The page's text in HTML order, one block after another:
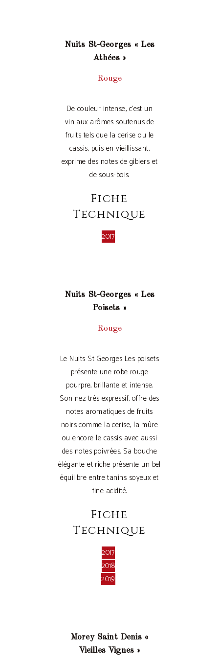
Nuits St-Georges « Les
Athées »
Rouge
De couleur intense, c’est un
vin aux arômes soutenus de
fruits tels que la cerise ou le
cassis, puis en vieillissant,
exprime des notes de gibiers et
de sous-bois.
Fiche
Technique
2017
Nuits St-Georges « Les
Poisets »
Rouge
Le Nuits St Georges Les poisets
présente une robe rouge
pourpre, brillante et intense.
Son nez très expressif, offre des
notes aromatiques de fruits
noirs comme la cerise, la mûre
ou encore le cassis avec aussi
des notes poivrées. Sa bouche
élégante et riche présente un bel
équilibre entre tanins soyeux et
fine acidité.
Fiche
Technique
2017
2018
2019
Morey Saint Denis «
Vieilles Vignes »